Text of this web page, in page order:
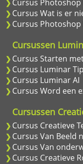
Cursus
Cursus Wat is er
Cursus Photoshop
Cursussen
Cursus Starten
Cursus Luminar
Cursus Luminar AI
Cursus Word een
Cursussen
Cursus Creatieve
Cursus Van Beeld
Cursus Van
Cursus Creatieve